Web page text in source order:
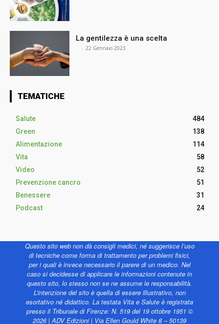
La gentilezza è una scelta
- 22 Gennaio 2023
TEMATICHE
Salute
484
Green
138
Alimentazione
114
Vita
58
Video
52
Prevenzione cancro
51
Benessere
31
Podcast
24
Questo sito web non dà consigli medici, né suggerisce l’uso
di tecniche come forma di trattamento per problemi fisici,
per i quali è invece necessario il parere di un medico. Nel
caso si decidesse di applicare le informazioni contenute in
questo sito, lo stesso non se ne assume le responsabilità.
L’intenzione del sito è quella di essere illustrativo, non
esortativo né didattico. La testata Vita e Salute è registrata
presso il Tribunale di Firenze: N. 519 del 19 ottobre 1951 ©
2026 | ADV Edizioni | Via Ellen Gould White 8 – 50139